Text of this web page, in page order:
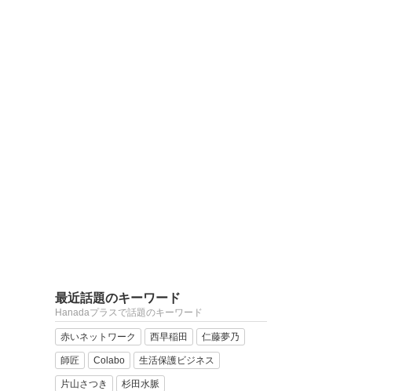
最近話題のキーワード
Hanadaプラスで話題のキーワード
赤いネットワーク 西早稲田 仁藤夢乃
師匠 Colabo 生活保護ビジネス
片山さつき 杉田水脈